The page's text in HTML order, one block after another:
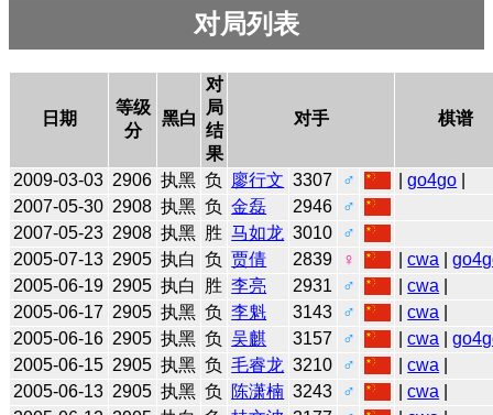
对局列表
日期
等级
分
黑白
对
局
结
果
对手 棋谱
2009-03-03 2906 执黑 负 廖行文 3307 ♂ |go4go
2007-05-30 2908 执黑 负 金磊 2946
♂
2007-05-23 2908 执黑 胜 马如龙 3010
♂
2005-07-13 2905 执白 负 贾倩 2839 ♀ |cwa |
2005-06-19 2905 执白 胜 李亮 2931 ♂ |cwa
2005-06-17 2905 执黑 负 李魁 3143 ♂ |cwa
2005-06-16 2905 执黑 负 吴麒 3157 ♂ |cwa |
2005-06-15 2905 执黑 负 毛睿龙 3210 ♂ |cwa
2005-06-13 2905 执黑 负 陈潇楠 3243 ♂ |cwa